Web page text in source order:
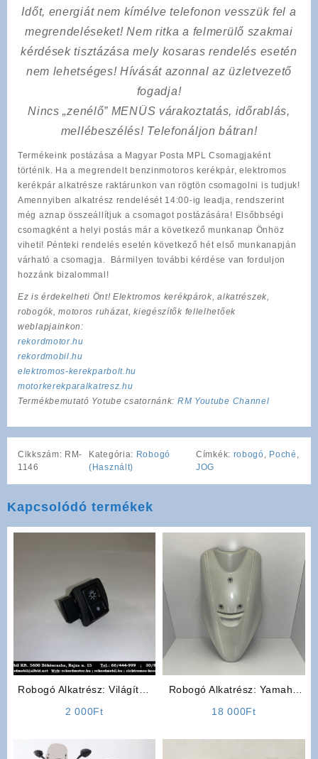
Időt, energiát nem kímélvetelefonon vesszük fel a
megrendeléseket! Nem ritka a felmerülő szakmai
kérdések tisztázása mely kosaras rendelés esetén
nem lehetséges! Hívását azonnal az üzletvezető
fogadja!
Nincs „zenélő” MENÜS várakoztatás, időrablás,
mellébeszélés! Telefonáljon bátran!
Termékeink postázása a Magyar Posta MPL Csomagjaként
történik. Ha a megrendelt benzinmotoros kerékpár, elektromos
kerékpár alkatrésze raktárunkon van rögtön csomagolni is tudjuk!
Amennyiben alkatrész rendelését 14:00-ig leadja, rendszerint
még aznap összeállítjuk a csomagot postázására! Elsőbbségi
csomagként a helyi postás már a következő munkanap Önhöz
viheti! Pénteki rendelés esetén következő hét első munkanapján
várható a csomagja. Bármilyen további kérdése van forduljon
hozzánk bizalommal!
Ez is érdekelheti Önt! Elektromos kerékpárok, alkatrészek,
robogók, motoros ruházat, kiegészítők fellelhetőek
weblapjainkon:
rekordmotor.hu
rekordmobil.hu
elektromos-kerekparbolt.hu
motorkerekparalkatresz.hu
Termékbemutató Yotube csatornánk: RM Youtube Channel
Cikkszám: RM-
1146
Kategória: Robogó
(Használt)
Címkék: robogó Poché
JOG
Kapcsolódó termékek
Robogó Alkatrész: Világítás
2 000Ft
Robogó Alkatrész: Yamaha
18 000Ft